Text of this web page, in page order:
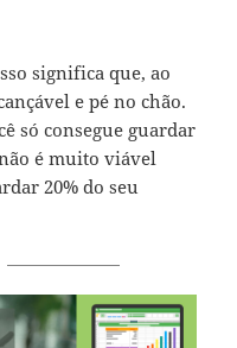
significa que, ao
e pé no chão.
só consegue guardar
é muito viável
20% do seu